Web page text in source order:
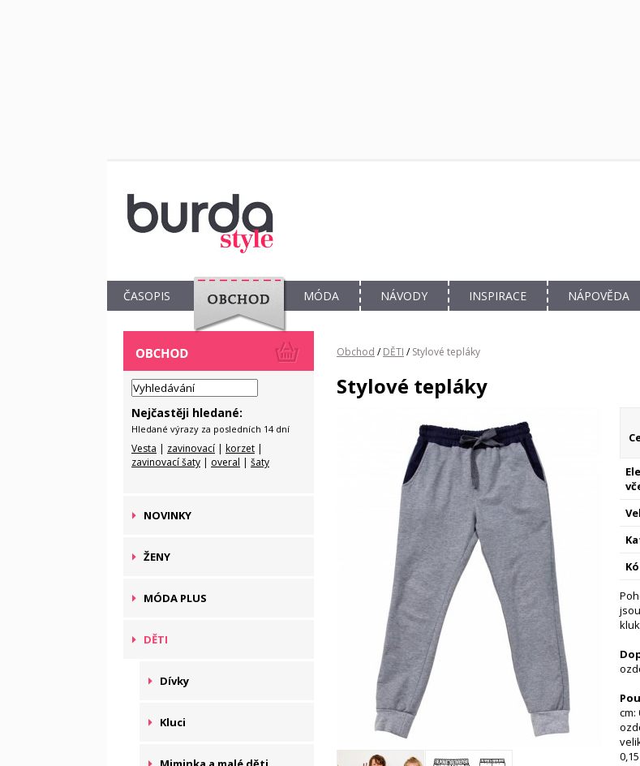
ČASOPIS
OBCHOD
MÓDA NÁVODY INSPIRACE NÁPOVĚDA
Nejčastěji hledané:
Hledané výrazy za posledních 14 dní
Vesta | zavinovací | korzet |
zavinovací šaty | overal | šaty
NOVINKY
ŽENY
MÓDA PLUS
DĚTI
Dívky
Kluci
Obchod / DĚTI / Stylové tepláky
Stylové tepláky
cm: